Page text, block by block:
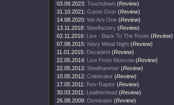
03.09.2023: Touchdown (Review)
31.10.2021: Game Over (Review)
14.08.2020: We Are One (Review)
13.11.2018: Steelfactory (Review)
02.11.2016: Live - Back To The Roots (Review)
07.08.2015: Navy Metal Night (Review)
11.01.2015: Decadent (Review)
22.05.2014: Live From Moscow (Review)
22.05.2013: Steelhammer (Review)
10.05.2012: Celebrator (Review)
17.05.2011: Rev-Raptor (Review)
30.03.2011: Leatherhead (Review)
26.08.2009: Dominator (Review)